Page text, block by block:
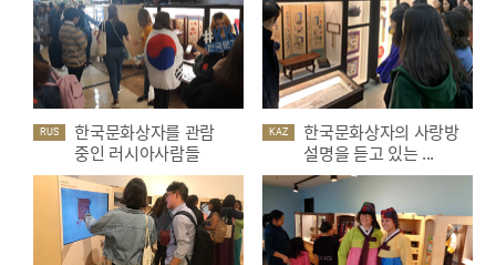
RUS
한국문화상자를 관람
중인 러시아사람들
KAZ
한국문화상자의 사랑방
설명을 듣고 있는 ...